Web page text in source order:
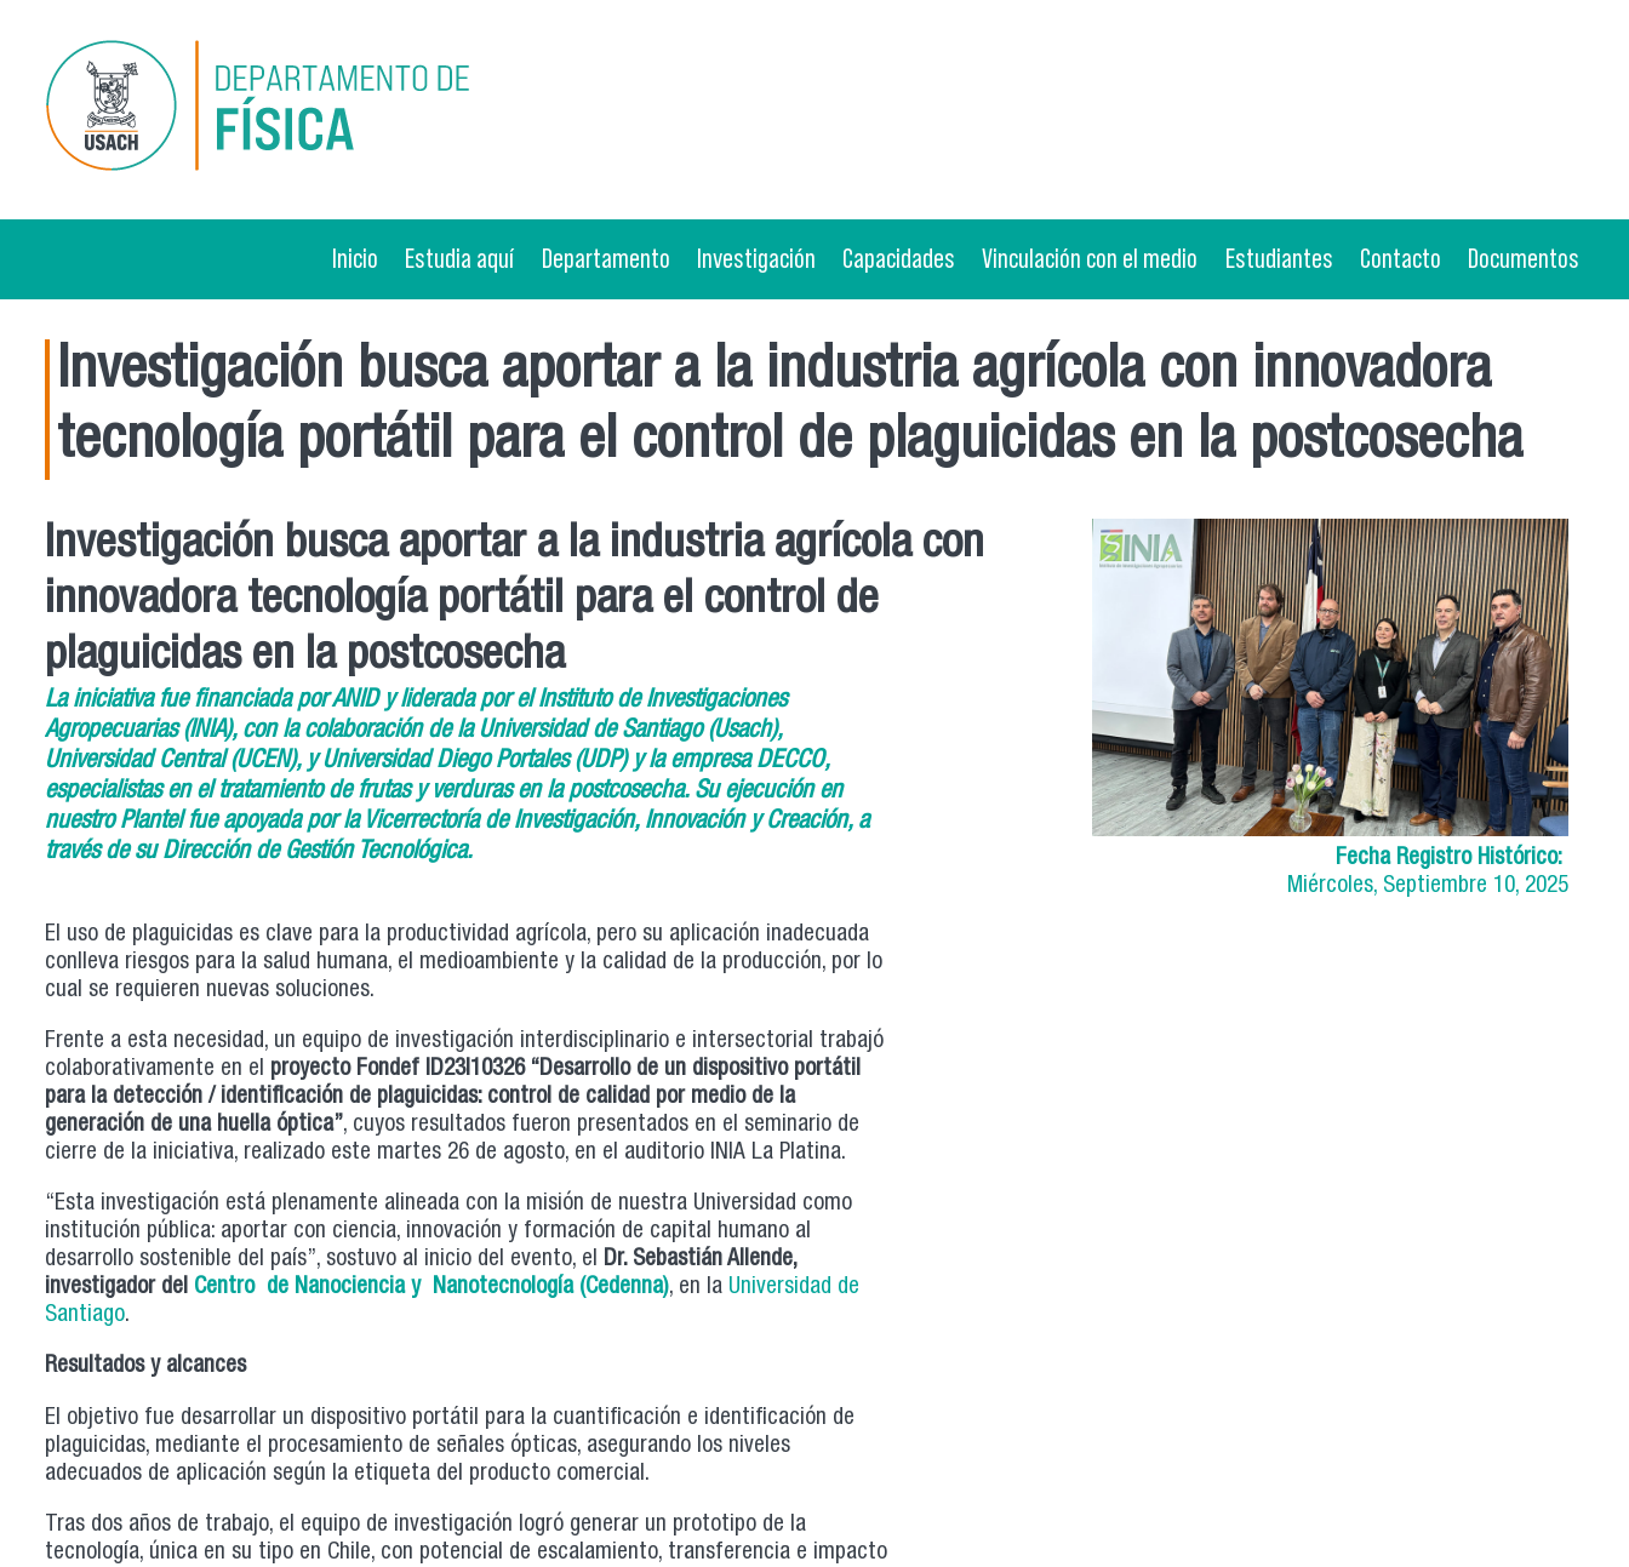
Inicio Estudia aquí Departamento Investigación Capacidades Vinculación con el medio Estudiantes Contacto Documentos
Investigación busca aportar a la industria agrícola con innovadora
tecnología portátil para el control de plaguicidas en la postcosecha
Investigación busca aportar a la industria agrícola con
innovadora tecnología portátil para el control de
plaguicidas en la postcosecha
La iniciativa fue financiada por ANID y liderada por el Instituto de Investigaciones
Agropecuarias (INIA), con la colaboración de la Universidad de Santiago (Usach),
Universidad Central (UCEN), y Universidad Diego Portales (UDP) y la empresa DECCO,
especialistas en el tratamiento de frutas y verduras en la postcosecha. Su ejecución en
nuestro Plantel fue apoyada por la Vicerrectoría de Investigación, Innovación y Creación, a
través de su Dirección de Gestión Tecnológica.
El uso de plaguicidas es clave para la productividad agrícola, pero su aplicación inadecuada
conlleva riesgos para la salud humana, el medioambiente y la calidad de la producción, por lo
cual se requieren nuevas soluciones.
Frente a esta necesidad, un equipo de investigación interdisciplinario e intersectorial trabajó
colaborativamente en el proyecto Fondef ID23I10326 “Desarrollo de un dispositivo portátil
para la detección / identificación de plaguicidas: control de calidad por medio de la
generación de una huella óptica”, cuyos resultados fueron presentados en el seminario de
cierre de la iniciativa, realizado este martes 26 de agosto, en el auditorio INIA La Platina.
“Esta investigación está plenamente alineada con la misión de nuestra Universidad como
institución pública: aportar con ciencia, innovación y formación de capital humano al
desarrollo sostenible del país”, sostuvo al inicio del evento, el Dr. Sebastián Allende,
investigador del Centro de Nanociencia y Nanotecnología (Cedenna), en la Universidad de
Santiago.
Resultados y alcances
El objetivo fue desarrollar un dispositivo portátil para la cuantificación e identificación de
plaguicidas, mediante el procesamiento de señales ópticas, asegurando los niveles
adecuados de aplicación según la etiqueta del producto comercial.
Tras dos años de trabajo, el equipo de investigación logró generar un prototipo de la
tecnología, única en su tipo en Chile, con potencial de escalamiento, transferencia e impacto
Fecha Registro Histórico:
Miércoles, Septiembre 10, 2025